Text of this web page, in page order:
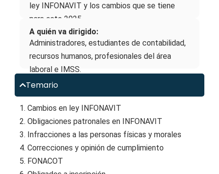
ley INFONAVIT y los cambios que se tiene
para este 2025.
A quién va dirigido:
Administradores, estudiantes de contabilidad,
recursos humanos, profesionales del área
laboral e IMSS.
Temario
1. Cambios en ley INFONAVIT
2. Obligaciones patronales en INFONAVIT
3. Infracciones a las personas físicas y morales
4. Correcciones y opinión de cumplimiento
5. FONACOT